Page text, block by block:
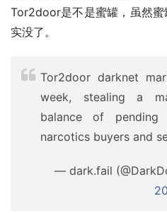
Tor2door是不是蜜罐，虽然
实没了。
Tor2door darknet
week, stealing a
balance of pending
narcotics buyers and
— dark.fail